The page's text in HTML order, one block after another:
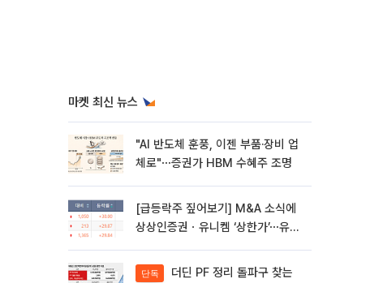
마켓 최신 뉴스
"AI 반도체 훈풍, 이젠 부품·장비 업
체로"⋯증권가 HBM 수혜주 조명
[급등락주 짚어보기] M&A 소식에
상상인증권ㆍ유니켐 ‘상한가’⋯유증
단독